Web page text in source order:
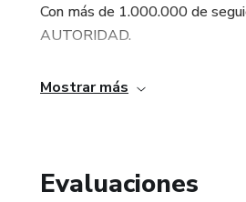
Con más de 1.000.000 de
AUTORIDAD.
Autor del best SELLER:
Mostrar más
Evaluaciones